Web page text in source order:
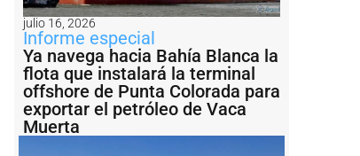
julio 16, 2026
Informe especial
Ya navega hacia Bahía Blanca la
flota que instalará la terminal
offshore de Punta Colorada para
exportar el petróleo de Vaca
Muerta